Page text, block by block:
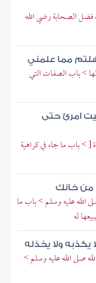
الصحابة رضي الله
مما علمني
> باب الصفات التي
امرئ حتى
> باب ما جاء في كراهية
من خانك
الله عليه وسلم > باب ما
له
يكذبه ولا يخذله
صلى الله عليه وسلم >